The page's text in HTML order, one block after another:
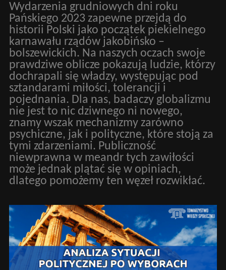
Wydarzenia grudniowych dni roku
Pańskiego 2023 zapewne przejdą do
historii Polski jako początek piekielnego
karnawału rządów jakobińsko –
bolszewickich. Na naszych oczach swoje
prawdziwe oblicze pokazują ludzie, którzy
dochrapali się władzy, występując pod
sztandarami miłości, tolerancji i
pojednania. Dla nas, badaczy globalizmu
nie jest to nic dziwnego ni nowego,
znamy wszak mechanizmy zarówno
psychiczne, jak i polityczne, które stoją za
tymi zdarzeniami. Publiczność
niewprawna w meandr tych zawiłości
może jednak plątać się w opiniach,
dlatego pomożemy ten węzeł rozwikłać.